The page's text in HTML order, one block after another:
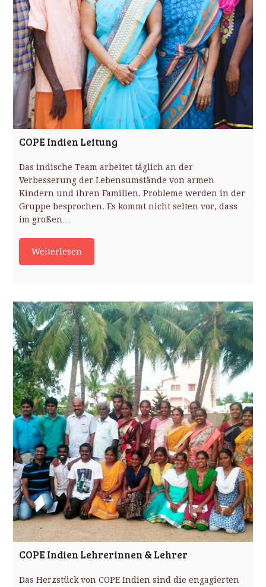
COPE Indien Leitung
Das indische Team arbeitet täglich an der
Verbesserung der Lebensumstände von armen
Kindern und ihren Familien. Probleme werden in der
Gruppe besprochen. Es kommt nicht selten vor, dass
im großen…
Weiterlesen
COPE Indien Lehrerinnen & Lehrer
Das Herzstück von COPE Indien sind die engagierten